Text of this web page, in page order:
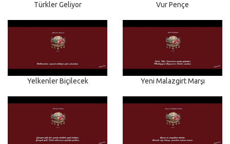
Türkler Geliyor Vur Pençe
Yelkenler Biçilecek Yeni Malazgirt Marşı